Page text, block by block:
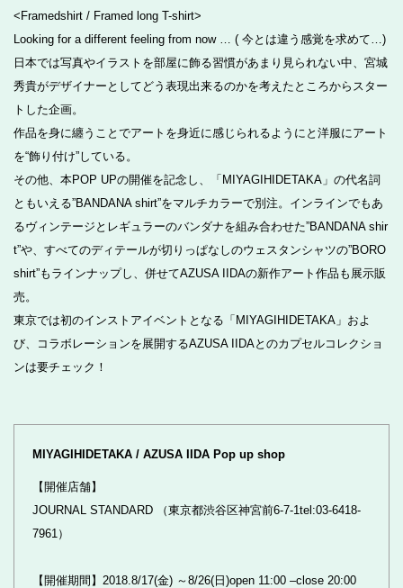
<Framedshirt / Framed long T-shirt>
Looking for a different feeling from now … ( 今とは違う感覚を求めて…)
日本では写真やイラストを部屋に飾る習慣があまり見られない中、宮城
秀貴がデザイナーとしてどう表現出来るのかを考えたところからスター
トした企画。
作品を身に纏うことでアートを身近に感じられるようにと洋服にアート
を“飾り付け”している。
その他、本POP UPの開催を記念し、「MIYAGIHIDETAKA」の代名詞
ともいえる”BANDANA shirt”をマルチカラーで別注。インラインでもあ
るヴィンテージとレギュラーのバンダナを組み合わせた”BANDANA shir
t”や、すべてのディテールが切りっぱなしのウェスタンシャツの”BORO
shirt”もラインナップし、併せてAZUSA IIDAの新作アート作品も展示販
売。
東京では初のインストアイベントとなる「MIYAGIHIDETAKA」およ
び、コラボレーションを展開するAZUSA IIDAとのカプセルコレクショ
ンは要チェック！
MIYAGIHIDETAKA / AZUSA IIDA Pop up shop
【開催店舗】
JOURNAL STANDARD （東京都渋谷区神宮前6-7-1tel:03-6418-
7961）
【開催期間】2018.8/17(金) ～8/26(日)open 11:00 –close 20:00